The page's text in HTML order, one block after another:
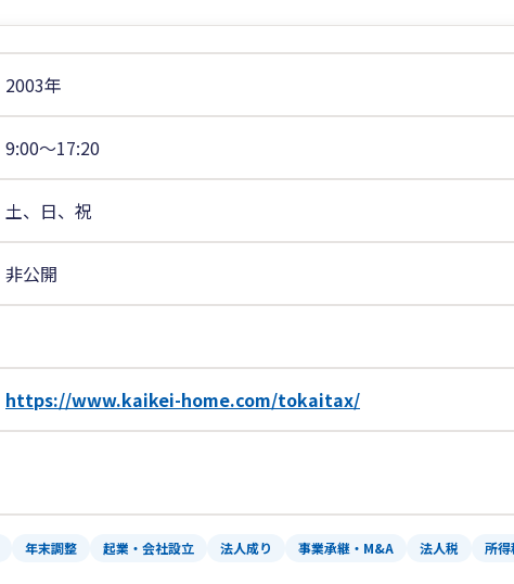
2003年
9:00〜17:20
土、日、祝
非公開
https://www.kaikei-home.com/tokaitax/
年末調整 起業・会社設立 法人成り 事業承継・M&A 法人税
所得